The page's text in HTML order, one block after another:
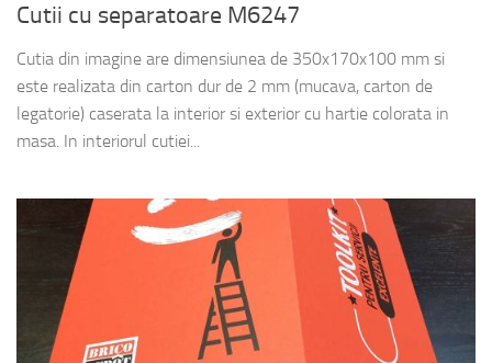
Cutii cu separatoare M6247
Cutia din imagine are dimensiunea de 350x170x100 mm si
este realizata din carton dur de 2 mm (mucava, carton de
legatorie) caserata la interior si exterior cu hartie colorata in
masa. In interiorul cutiei...